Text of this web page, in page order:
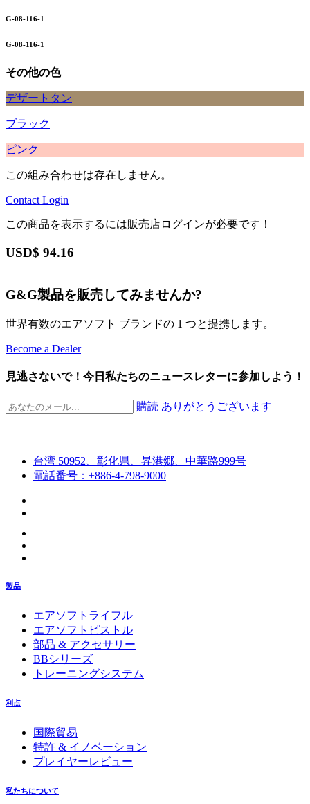
G-08-116-1
G-08-116-1
その他の色
デザートタン
ブラック
ピンク
この組み合わせは存在しません。
Contact Login
この商品を表示するには販売店ログインが必要です！
USD$ 94.16
G&G製品を販売してみませんか?
世界有数のエアソフト ブランドの 1 つと提携します。
Become a Dealer
見逃さないで！今日私たちのニュースレターに参加しよう！
購読 ありがとうございます
台湾 50952、彰化県、昇港郷、中華路999号
電話番号：+886-4-798-9000
製品
エアソフトライフル
エアソフトピストル
部品 & アクセサリー
BBシリーズ
トレーニングシステム
利点
国際貿易
特許 & イノベーション
プレイヤーレビュー
私たちについて